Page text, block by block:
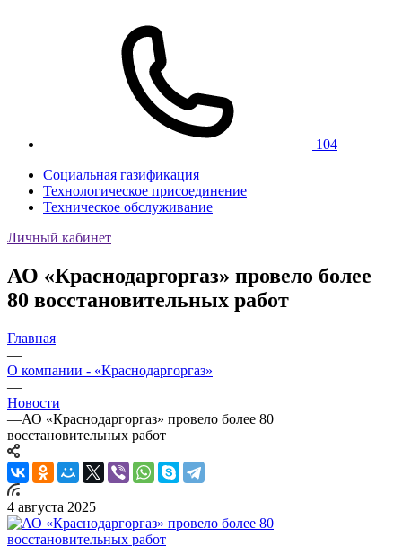
104
Социальная газификация
Технологическое присоединение
Техническое обслуживание
Личный кабинет
АО «Краснодаргоргаз» провело более
80 восстановительных работ
Главная
—
О компании - «Краснодаргоргаз»
—
Новости
—АО «Краснодаргоргаз» провело более 80
восстановительных работ
4 августа 2025